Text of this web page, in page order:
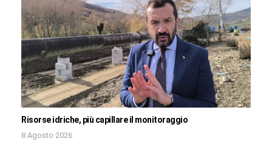
Risorse idriche, più capillare il monitoraggio
8 Agosto 2026